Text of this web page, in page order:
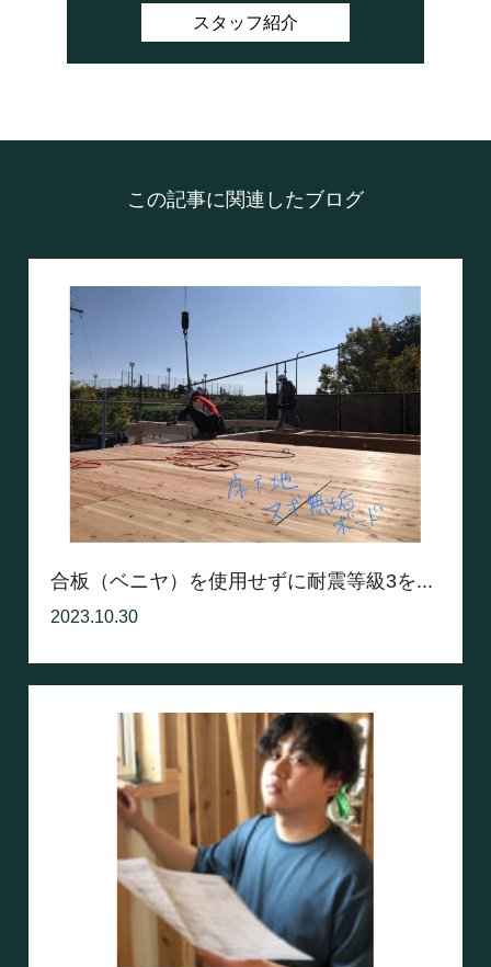
スタッフ紹介
この記事に関連したブログ
合板（ベニヤ）を使用せずに耐震等級3を...
2023.10.30